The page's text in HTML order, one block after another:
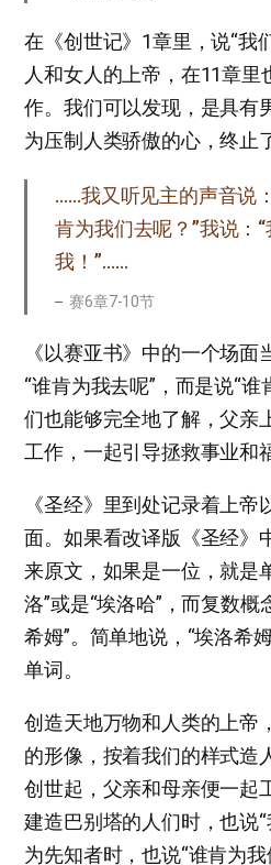
在《创世记》1章里，说“我
人和女人的上帝，在11章里
作。我们可以发现，是具有
为压制人类骄傲的心，终止
……我又听见主的声音说
肯为我们去呢？”我说：
我！”……
赛6章7-10节
《以赛亚书》中的一个场
“谁肯为我去呢”，而是说“
们也能够完全地了解，父亲
工作，一起引导拯救事业和
《圣经》里到处记录着上帝
面。如果看改译版《圣经》
来原文，如果是一位，就是
洛”或是“埃洛哈”，而复数
希姆”。简单地说，“埃洛希
单词。
创造天地万物和人类的上帝
的形像，按着我们的样式造
创世起，父亲和母亲便一起
建造巴别塔的人们时，也说
为先知者时，也说“谁肯为